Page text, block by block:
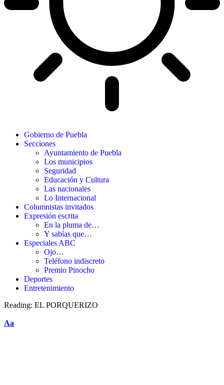
Gobierno de Puebla
Secciones
Ayuntamiento de Puebla
Los municipios
Seguridad
Educación y Cultura
Las nacionales
Lo Internacional
Columnistas invitados
Expresión escrita
En la pluma de…
Y sabías que…
Especiales ABC
Ojo…
Teléfono indiscreto
Premio Pinocho
Deportes
Entretenimiento
Reading: EL PORQUERIZO
Aa